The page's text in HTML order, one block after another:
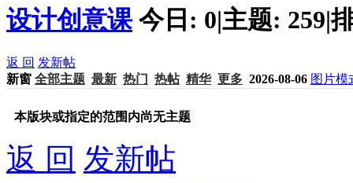
设计创意课 今日: 0|主题: 259|
返 回 发新帖
新窗 全部主题 最新 热门 热帖 精华 更多 2026-08-06 图片模
本版块或指定的范围内尚无主题
返 回 发新帖